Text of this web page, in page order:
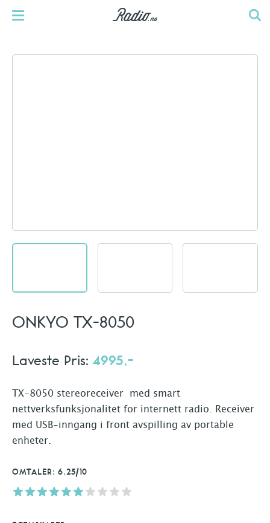
ONKYO TX-8050
Laveste Pris:4995,-
TX-8050 stereoreceiver med smart
nettverksfunksjonalitet for internett radio. Receiver
med USB-inngang i front avspilling av portable
enheter.
OMTALER: 6.25/10